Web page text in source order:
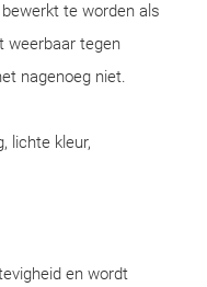
te worden als
weerbaar tegen
nagenoeg niet.
lichte kleur,
en wordt